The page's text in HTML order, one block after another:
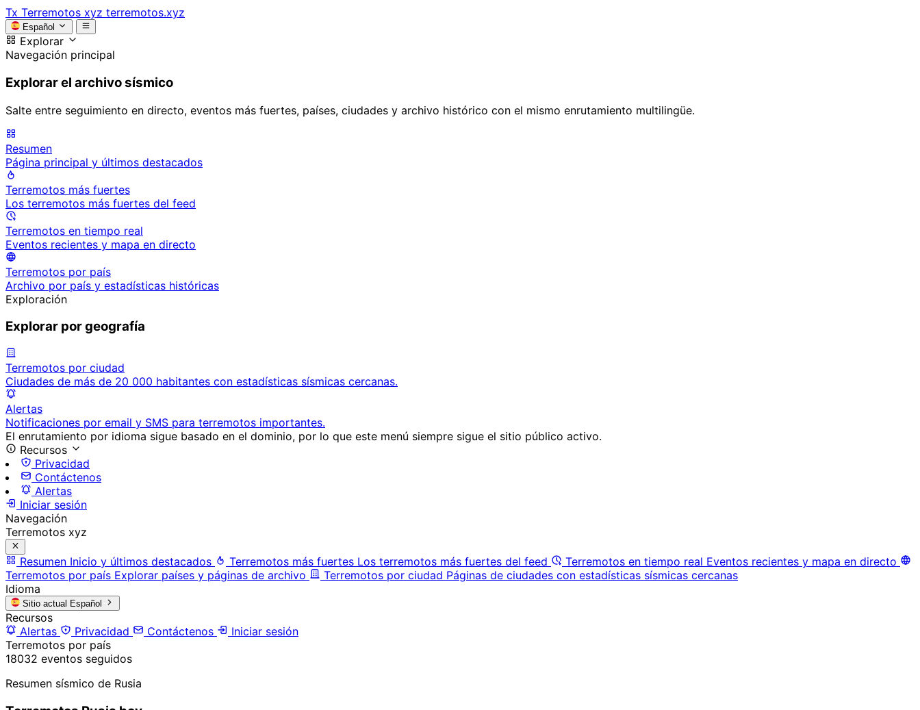
Tx Terremotos xyz terremotos.xyz
Español
Explorar
Navegación principal
Explorar el archivo sísmico
Salte entre seguimiento en directo, eventos más fuertes, países, ciudades y archivo histórico con el mismo enrutamiento multilingüe.
Resumen
Página principal y últimos destacados
Terremotos más fuertes
Los terremotos más fuertes del feed
Terremotos en tiempo real
Eventos recientes y mapa en directo
Terremotos por país
Archivo por país y estadísticas históricas
Exploración
Explorar por geografía
Terremotos por ciudad
Ciudades de más de 20 000 habitantes con estadísticas sísmicas cercanas.
Alertas
Notificaciones por email y SMS para terremotos importantes.
El enrutamiento por idioma sigue basado en el dominio, por lo que este menú siempre sigue el sitio público activo.
Recursos
Privacidad
Contáctenos
Alertas
Iniciar sesión
Navegación
Terremotos xyz
Resumen Inicio y últimos destacados Terremotos más fuertes Los terremotos más fuertes del feed Terremotos en tiempo real Eventos recientes y mapa en directo
Terremotos por país Explorar países y páginas de archivo Terremotos por ciudad Páginas de ciudades con estadísticas sísmicas cercanas
Idioma
Sitio actual Español
Recursos
Alertas
Privacidad Contáctenos
Iniciar sesión
Terremotos por país
18032 eventos seguidos
Resumen sísmico de Rusia